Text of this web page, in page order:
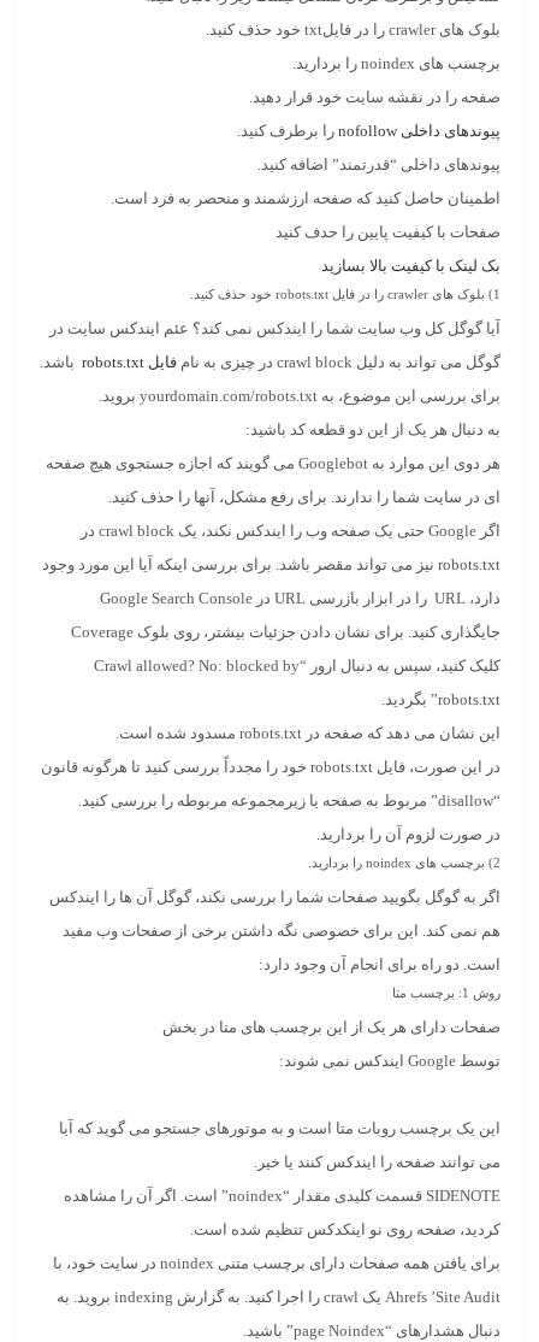
بلوک های crawler را در فایلtxt خود حذف کنید.
برچسب های noindex را بردارید.
صفحه را در نقشه سایت خود قرار دهید.
پیوندهای داخلی nofollow
را برطرف کنید.
پیوندهای داخلی “قدرتمند” اضافه کنید.
اطمینان حاصل کنید که صفحه ارزشمند و منحصر به فرد است.
صفحات با کیفیت پایین را حدف کنید
بک لینک با کیفیت بالا بسازید
1) بلوک های crawler را در فایل خود حذف کنید.
آیا گوگل کل وب سایت شما را ایندکس نمی کند؟ عئم ایندکس سایت در
گوگل می تواند به دلیل crawl block در چیزی به نام
فایل robots.txt
باشد.
برای بررسی این موضوع، به yourdomain.com/robots.txt بروید.
به دنبال هر یک از این دو قطعه کد باشید:
هر دوی این موارد به Googlebot می گویند که اجازه جستجوی هیچ صفحه
ای در سایت شما را ندارند. برای رفع مشکل، آنها را حذف کنید.
اگر Google حتی یک صفحه وب را ایندکس نکند، یک crawl block در
robots.txt نیز می تواند مقصر باشد. برای بررسی اینکه آیا این مورد وجود
دارد، URL را در ابزار بازرسی URL در Google Search Console
جایگذاری کنید. برای نشان دادن جزئیات بیشتر، روی بلوک Coverage
کلیک کنید، سپس به دنبال ارور “Crawl allowed? No: blocked by
robots.txt” بگردید.
این نشان می دهد که صفحه در robots.txt مسدود شده است.
در این صورت، فایل robots.txt خود را مجدداً بررسی کنید تا هرگونه قانون
“disallow” مربوط به صفحه یا زیرمجموعه مربوطه را بررسی کنید.
در صورت لزوم آن را بردارید.
2) برچسب های را بردارید.
اگر به گوگل بگویید صفحات شما را بررسی نکند، گوگل آن ها را ایندکس
هم نمی کند. این برای خصوصی نگه داشتن برخی از صفحات وب مفید
است. دو راه برای انجام آن وجود دارد:
روش 1: برچسب متا
صفحات دارای هر یک از این برچسب های متا در بخش
توسط Google ایندکس نمی شوند:
این یک برچسب روبات متا است و به موتورهای جستجو می گوید که آیا
می توانند صفحه را ایندکس کنند یا خیر.
SIDENOTE قسمت کلیدی مقدار “noindex” است. اگر آن را مشاهده
کردید، صفحه روی نو اینکدکس تنظیم شده است.
برای یافتن همه صفحات دارای برچسب متنی noindex در سایت خود، با
Ahrefs ’Site Audit یک crawl را اجرا کنید. به گزارش indexing بروید. به
دنبال هشدارهای “page Noindex” باشید.